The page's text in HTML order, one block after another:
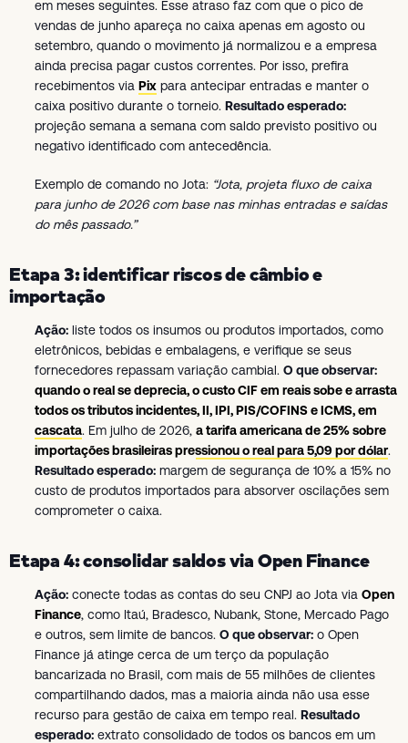
em meses seguintes. Esse atraso faz com que o pico de
vendas de junho apareça no caixa apenas em agosto ou
setembro, quando o movimento já normalizou e a empresa
ainda precisa pagar custos correntes. Por isso, prefira
recebimentos via Pix para antecipar entradas e manter o
caixa positivo durante o torneio. Resultado esperado:
projeção semana a semana com saldo previsto positivo ou
negativo identificado com antecedência.
Exemplo de comando no Jota: “Jota, projeta fluxo de caixa
para junho de 2026 com base nas minhas entradas e saídas
do mês passado.”
Etapa 3: identificar riscos de câmbio e
importação
Ação: liste todos os insumos ou produtos importados, como
eletrônicos, bebidas e embalagens, e verifique se seus
fornecedores repassam variação cambial. O que observar:
quando o real se deprecia, o custo CIF em reais sobe e arrasta
todos os tributos incidentes, II, IPI, PIS/COFINS e ICMS, em
cascata. Em julho de 2026, a tarifa americana de 25% sobre
importações brasileiras pressionou o real para 5,09 por dólar.
Resultado esperado: margem de segurança de 10% a 15% no
custo de produtos importados para absorver oscilações sem
comprometer o caixa.
Etapa 4: consolidar saldos via Open Finance
Ação: conecte todas as contas do seu CNPJ ao Jota via Open
Finance, como Itaú, Bradesco, Nubank, Stone, Mercado Pago
e outros, sem limite de bancos. O que observar: o Open
Finance já atinge cerca de um terço da população
bancarizada no Brasil, com mais de 55 milhões de clientes
compartilhando dados, mas a maioria ainda não usa esse
recurso para gestão de caixa em tempo real. Resultado
esperado: extrato consolidado de todos os bancos em um